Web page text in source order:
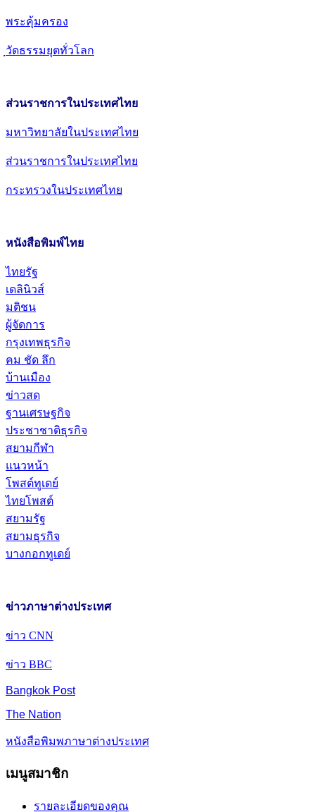
พระคุ้มครอง
วัดธรรมยุตทั่วโลก
ส่วนราชการในประเทศไทย
มหาวิทยาลัยในประเทศไทย
ส่วนราชการในประเทศไทย
กระทรวงในประเทศไทย
หนังสือพิมพ์ไทย
ไทยรัฐ
เดลินิวส์
มติชน
ผู้จัดการ
กรุงเทพธุรกิจ
คม ชัด ลึก
บ้านเมือง
ข่าวสด
ฐานเศรษฐกิจ
ประชาชาติธุรกิจ
สยามกีฬา
แนวหน้า
โพสต์ทูเดย์
ไทยโพสต์
สยามรัฐ
สยามธุรกิจ
บางกอกทูเดย์
ข่าวภาษาต่างประเทศ
ข่าว CNN
ข่าว BBC
Bangkok Post
The Nation
หนังสือพิมพภาษาต่างประเทศ
เมนูสมาชิก
รายละเอียดของคุณ